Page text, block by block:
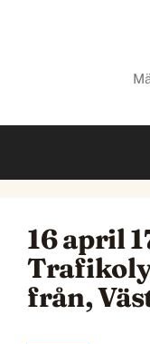
16 april
från,